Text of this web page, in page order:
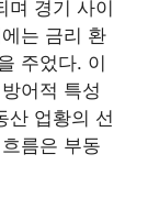
며 경기 사이
는 금리 환
주었다. 이
어적 특성
산 업황의 선
름은 부동